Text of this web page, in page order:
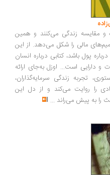
زندگی می‌کنند و همین
مالی را شکل می‌دهد. از این
باشد، کتابی درباره انسان
است... اوزل به‌جای ارائه
زندگی سرمایه‌گذاران،
روایت می‌کند و از دل این
پیش می‌راند ...